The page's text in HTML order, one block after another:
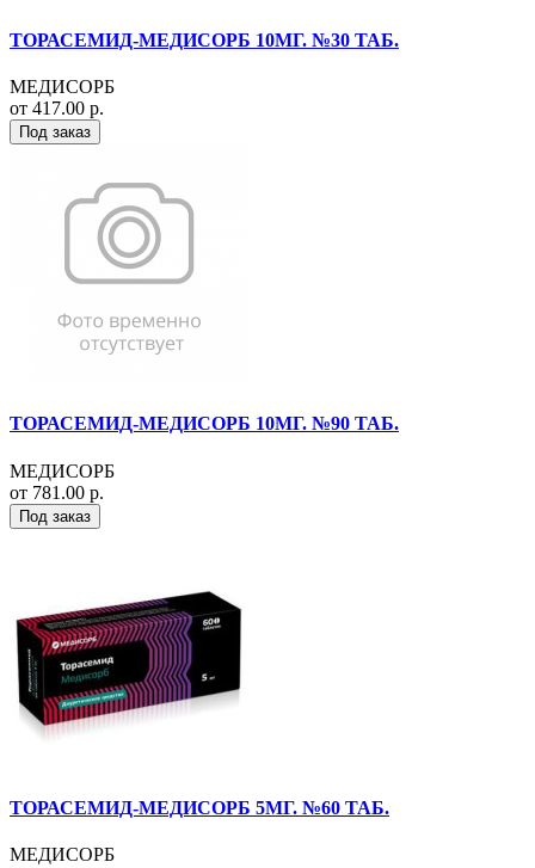
ТОРАСЕМИД-МЕДИСОРБ 10МГ. №30 ТАБ.
МЕДИСОРБ
от 417.00 р.
Под заказ
ТОРАСЕМИД-МЕДИСОРБ 10МГ. №90 ТАБ.
МЕДИСОРБ
от 781.00 р.
Под заказ
ТОРАСЕМИД-МЕДИСОРБ 5МГ. №60 ТАБ.
МЕДИСОРБ